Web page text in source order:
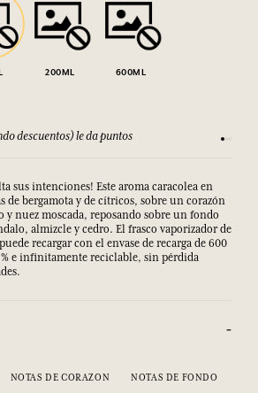
200ML 600ML
descuentos) le da puntos
sus intenciones! Este aroma caracolea en
de bergamota y de cítricos, sobre un corazón
y nuez moscada, reposando sobre un fondo
almizcle y cedro. El frasco vaporizador de
recargar con el envase de recarga de 600
e infinitamente reciclable, sin pérdida
NOTAS DE CORAZON NOTAS DE FONDO